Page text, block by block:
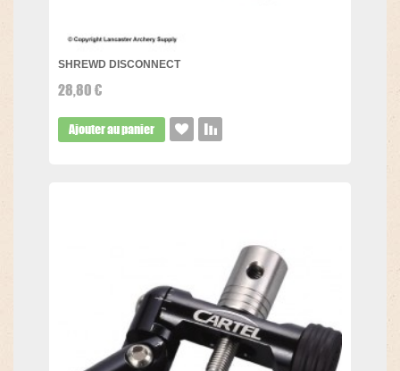
SHREWD DISCONNECT
28,80 €
Ajouter au panier